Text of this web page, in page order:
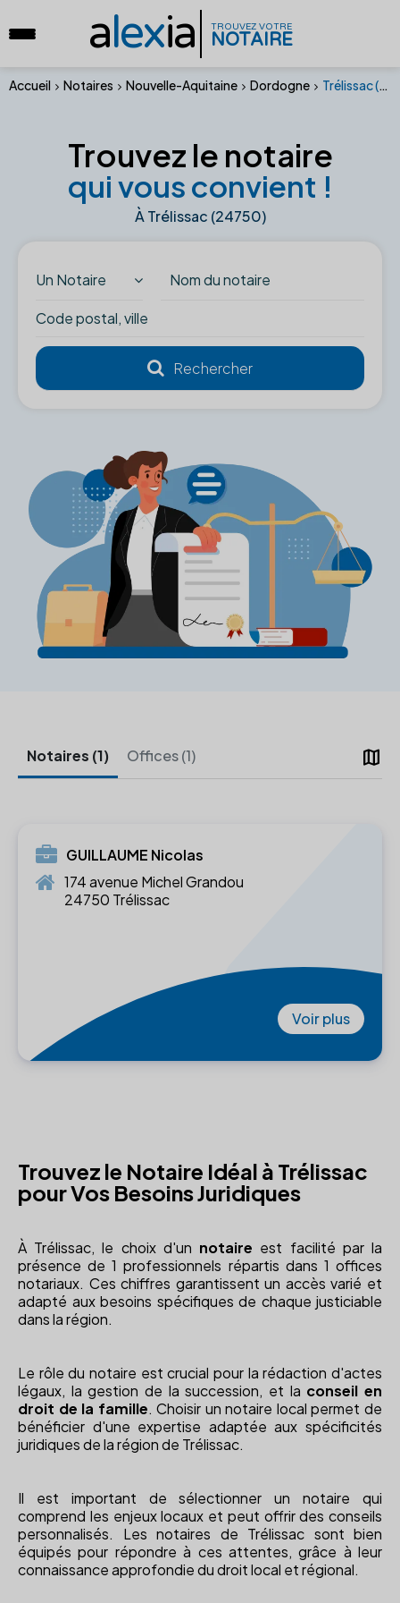
alexia TROUVEZ VOTRE
NOTAIRE
Accueil Notaires Nouvelle-Aquitaine Dordogne Trélissac (24750)
Trouvez le notaire
qui vous convient !
À Trélissac (24750)
Un Notaire
map
Notaires (1) Offices (1)
GUILLAUME Nicolas
174 avenue Michel Grandou
24750 Trélissac
Voir plus
Trouvez le Notaire Idéal à Trélissac
pour Vos Besoins Juridiques
À Trélissac, le choix d'un notaire est facilité par la
présence de 1 professionnels répartis dans 1 offices
notariaux. Ces chiffres garantissent un accès varié et
adapté aux besoins spécifiques de chaque justiciable
dans la région.
Le rôle du notaire est crucial pour la rédaction d'actes
légaux, la gestion de la succession, et la conseil en
droit de la famille. Choisir un notaire local permet de
bénéficier d'une expertise adaptée aux spécificités
juridiques de la région de Trélissac.
Il est important de sélectionner un notaire qui
comprend les enjeux locaux et peut offrir des conseils
personnalisés. Les notaires de Trélissac sont bien
équipés pour répondre à ces attentes, grâce à leur
connaissance approfondie du droit local et régional.